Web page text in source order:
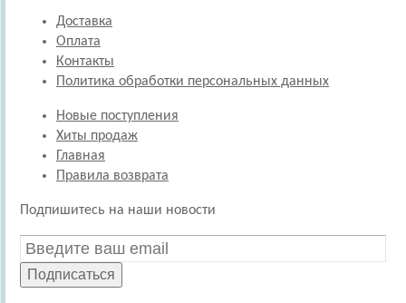
Доставка
Оплата
Контакты
Политика обработки персональных данных
Новые поступления
Хиты продаж
Главная
Правила возврата
Подпишитесь на наши новости
Подписаться